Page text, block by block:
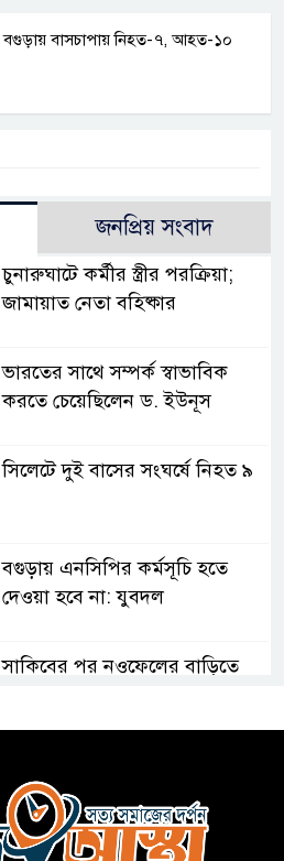
বগুড়ায় বাসচাপায় নিহত-৭, আহত-১০
জনপ্রিয় সংবাদ
চুনারুঘাটে কর্মীর স্ত্রীর পরক্রিয়া;
জামায়াত নেতা বহিষ্কার
ভারতের সাথে সম্পর্ক স্বাভাবিক
করতে চেয়েছিলেন ড. ইউনূস
সিলেটে দুই বাসের সংঘর্ষে নিহত ৯
বগুড়ায় এনসিপির কর্মসূচি হতে
দেওয়া হবে না: যুবদল
সাকিবের পর নওফেলের বাড়িতে
আহত-১০